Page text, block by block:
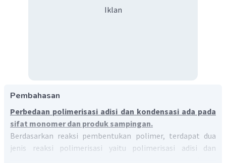
Iklan
Pembahasan
Perbedaan polimerisasi adisi dan kondensasi ada pada
sifat monomer dan produk sampingan.
Berdasarkan reaksi pembentukan polimer, terdapat dua
jenis reaksi polimerisasi yaitu polimerisasi adisi dan